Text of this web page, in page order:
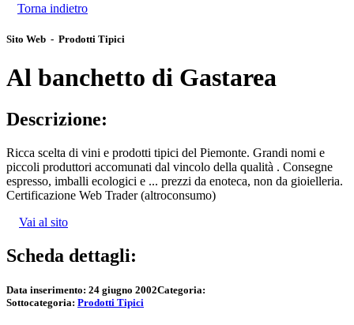
Torna indietro
Sito Web - Prodotti Tipici
Al banchetto di Gastarea
Descrizione:
Ricca scelta di vini e prodotti tipici del Piemonte. Grandi nomi e
piccoli produttori accomunati dal vincolo della qualità . Consegne
espresso, imballi ecologici e ... prezzi da enoteca, non da gioielleria.
Certificazione Web Trader (altroconsumo)
Vai al sito
Scheda dettagli:
Data inserimento: 24 giugno 2002Categoria:
Sottocategoria: Prodotti Tipici